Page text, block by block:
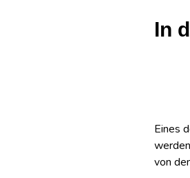
In
Eines
von